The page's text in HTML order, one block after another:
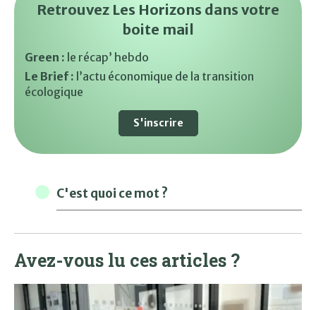
Retrouvez Les Horizons dans votre
boite mail
Green : le récap’ hebdo
Le Brief : l’actu économique de la transition
écologique
S'inscrire
C'est quoi ce mot ?
Avez-vous lu ces articles ?